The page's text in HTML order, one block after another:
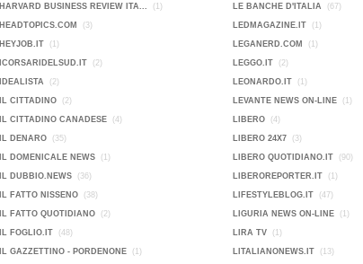
HARVARD BUSINESS REVIEW ITA... (1)
HEADTOPICS.COM (3)
HEYJOB.IT (1)
ICORSARIDELSUD.IT (2)
IDEALISTA (2)
IL CITTADINO (2)
IL CITTADINO CANADESE (4)
IL DENARO (35)
IL DOMENICALE NEWS (1)
IL DUBBIO.NEWS (36)
IL FATTO NISSENO (38)
IL FATTO QUOTIDIANO (2)
IL FOGLIO.IT (48)
IL GAZZETTINO - PORDENONE (1)
LE BANCHE D'ITALIA (67)
LEDMAGAZINE.IT (1)
LEGANERD.COM (1)
LEGGO.IT (2)
LEONARDO.IT (1)
LEVANTE NEWS ON-LINE (1)
LIBERO (4)
LIBERO 24X7 (3)
LIBERO QUOTIDIANO.IT (90)
LIBEROREPORTER.IT (1)
LIFESTYLEBLOG.IT (47)
LIGURIA NEWS ON-LINE (1)
LIRA TV (1)
LITALIANONEWS.IT (13)